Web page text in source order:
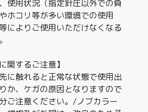
使用状況（指定針圧以外での負
ホコリ等が多い環境での使用
によりご使用いただけなくなる
関するご注意】
に触れると正常な状態で使用出
か、ケガの原因となりますので
ご注意ください。/ノブカラー